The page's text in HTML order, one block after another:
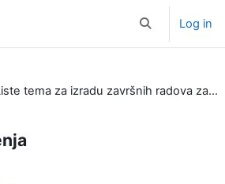
Toggle search
Log in
Liste tema za izradu završnih radova za II (drugi) ciklus studija